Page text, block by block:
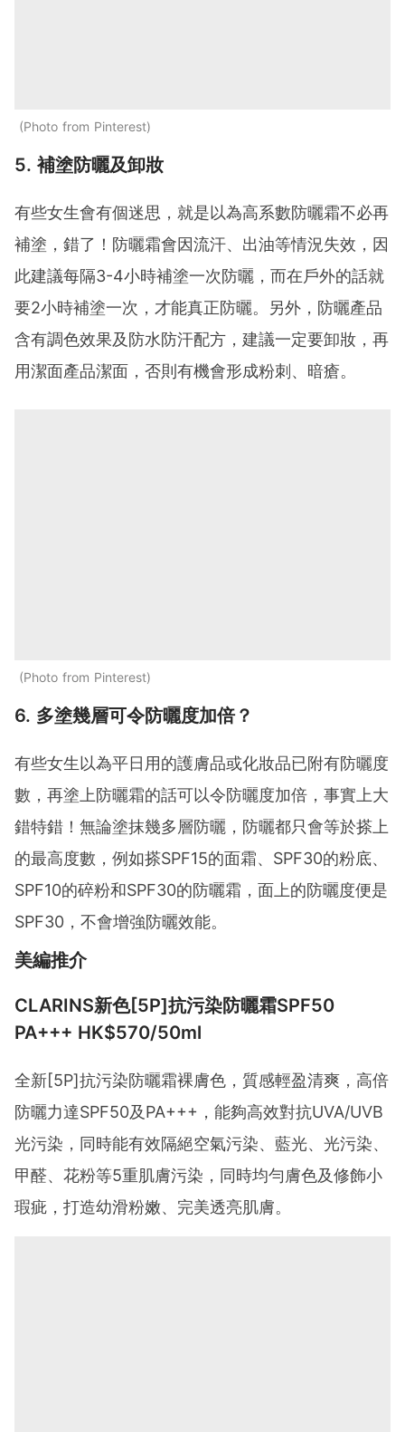
Photo from Pinterest
5. 補塗防曬及卸妝
有些女生會有個迷思，就是以為高系數防曬霜不必再
補塗，錯了！防曬霜會因流汗、出油等情況失效，因
此建議每隔3-4小時補塗一次防曬，而在戶外的話就
要2小時補塗一次，才能真正防曬。另外，防曬產品
含有調色效果及防水防汗配方，建議一定要卸妝，再
用潔面產品潔面，否則有機會形成粉刺、暗瘡。
Photo from Pinterest
6. 多塗幾層可令防曬度加倍？
有些女生以為平日用的護膚品或化妝品已附有防曬度
數，再塗上防曬霜的話可以令防曬度加倍，事實上大
錯特錯！無論塗抹幾多層防曬，防曬都只會等於搽上
的最高度數，例如搽SPF15的面霜、SPF30的粉底、
SPF10的碎粉和SPF30的防曬霜，面上的防曬度便是
SPF30，不會增強防曬效能。
美編推介
CLARINS新色[5P]抗污染防曬霜SPF50
PA+++ HK$570/50ml
全新[5P]抗污染防曬霜裸膚色，質感輕盈清爽，高倍
防曬力達SPF50及PA+++，能夠高效對抗UVA/UVB
光污染，同時能有效隔絕空氣污染、藍光、光污染、
甲醛、花粉等5重肌膚污染，同時均勻膚色及修飾小
瑕疵，打造幼滑粉嫩、完美透亮肌膚。